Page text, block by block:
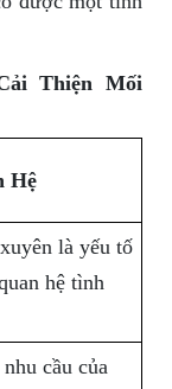
Thiện Mối
Hệ
là yếu tố
hệ tình
cầu của